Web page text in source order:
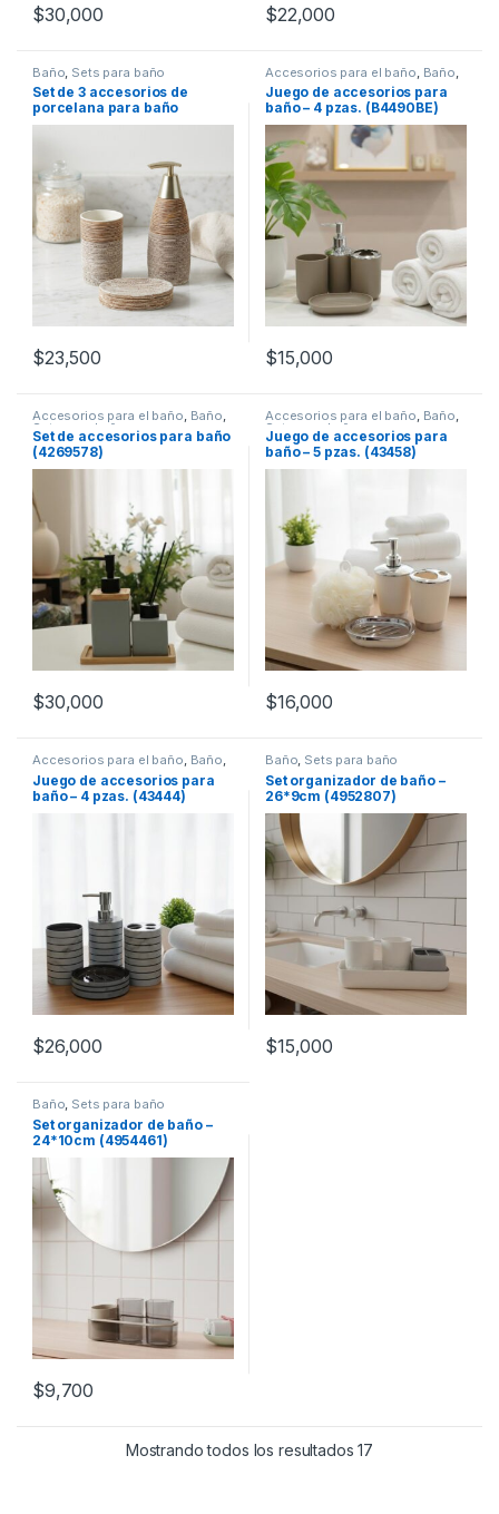
$30,000 $22,000
Baño Sets para baño
Set de 3 accesorios de
porcelana para baño
(109103)
$23,500
Accesorios para el baño Baño
Sets para baño
Juego de accesorios para
baño – 4 pzas. (B4490BE)
$15,000
Accesorios para el baño, Baño,
Sets para baño
Set de accesorios para baño
(4269578)
$30,000
Accesorios para el baño, Baño,
Sets para baño
Juego de accesorios para
baño – 5 pzas. (43458)
$16,000
Accesorios para el baño, Baño,
Sets para baño
Juego de accesorios para
baño – 4 pzas. (43444)
$26,000
Baño, Sets para baño
Set organizador de baño –
26*9cm (4952807)
$15,000
Baño, Sets para baño
Set organizador de baño –
24*10cm (4954461)
$9,700
Mostrando todos los resultados 17